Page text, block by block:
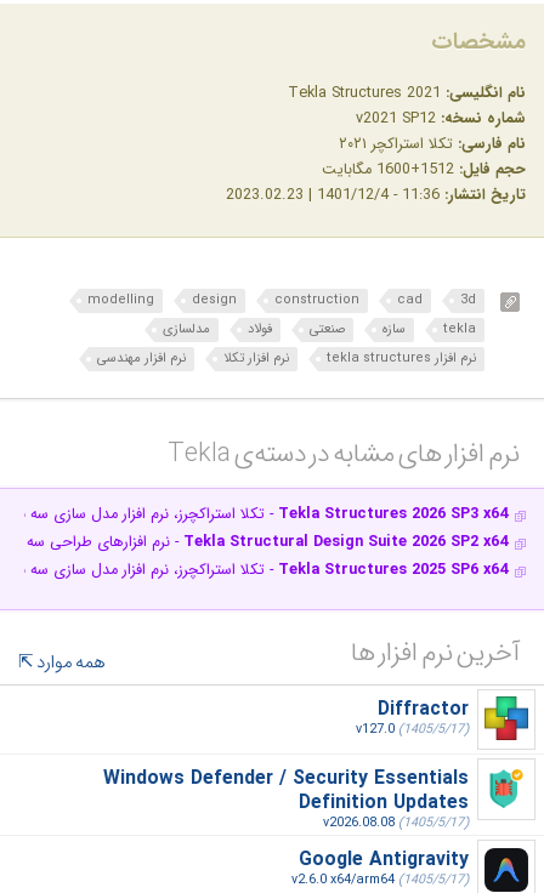
مشخصات
نام انگلیسی:
شماره نسخه:
نام فارسی: تکلا استراکچر ۲۰۲۱
حجم فایل:
تاریخ انتشار:
3d
cad
construction
design
modelling
tekla
سازه صنعتی فولاد
مدلسازی
نرم افزار tekla structures
نرم افزار تکلا نرم افزار مهندسی
نرم افزار های مشابه در دسته‌ی‌ Tekla‎
Tekla Structures 2026 SP3 x64 - تکلا استراکچرز، نرم افزار مدل سازی سه
Tekla Structural Design Suite 2026 SP2 x64 - نرم افزارهای طراحی سه
Tekla Structures 2025 SP6 x64 - تکلا استراکچرز، نرم افزار مدل سازی سه
آخرین نرم افزار ها
همه موارد
Diffractor
v127.0 (1405/5/17)
Windows Defender / Security Essentials
Definition Updates
v2026.08.08 (1405/5/17)
Google Antigravity
v2.6.0 x64/arm64 (1405/5/17)